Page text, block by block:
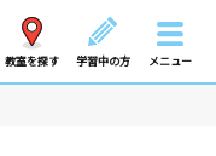
教室を探す 学習中の方 メニュー